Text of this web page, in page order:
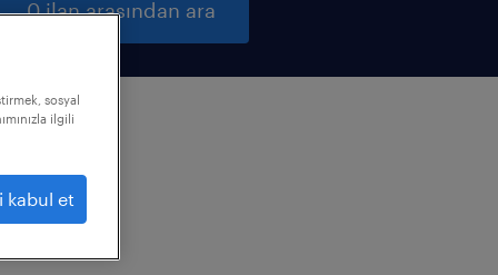
0 ilan arasından ara
sosyal
ilgili
kabul et